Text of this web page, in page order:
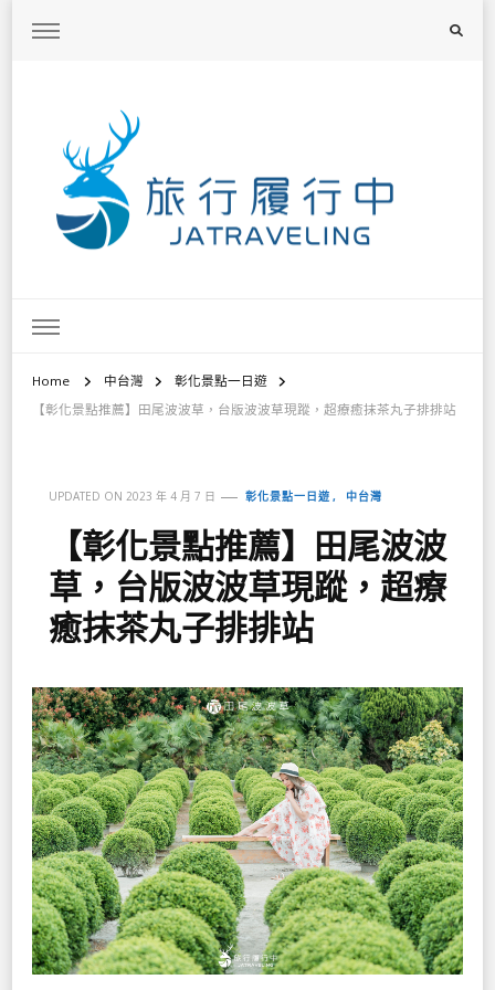
Home 中台灣
彰化景點一日遊
【彰化景點推薦】田尾波波草，台版波波草現蹤，超療癒抹茶丸子排排站
UPDATED ON 2023 年 4 月 7 日 彰化景點一日遊 中台灣
【彰化景點推薦】田尾波波
草，台版波波草現蹤，超療
癒抹茶丸子排排站